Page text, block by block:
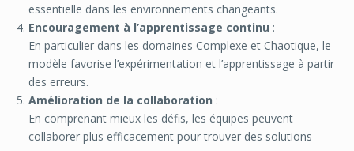
essentielle dans les environnements changeants.
Encouragement à l’apprentissage continu :
En particulier dans les domaines Complexe et Chaotique, le
modèle favorise l’expérimentation et l’apprentissage à partir
des erreurs.
Amélioration de la collaboration :
En comprenant mieux les défis, les équipes peuvent
collaborer plus efficacement pour trouver des solutions